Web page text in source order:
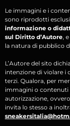
Le immagini e i
sono riprodotti
informazione o
sul Diritto d’Autore,
la natura di pubblico
L’Autore del sito
intenzione di violare
terzi. Qualora, per
immagini o contenuti
autorizzazione,
invita lo stesso a